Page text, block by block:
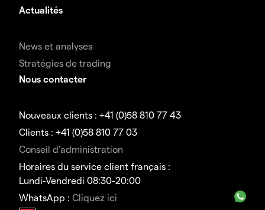
Actualités
News et analyses
Stratégies de trading
Nous contacter
Nouveaux clients : +41 (0)58 810 77 43
Clients : +41 (0)58 810 77 03
Conseil d'administration
Horaires du service client français :
Lundi-Vendredi 08:30-20:00
WhatsApp : Cliquez ici